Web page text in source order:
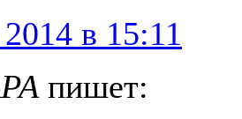
в 15:11
пишет: